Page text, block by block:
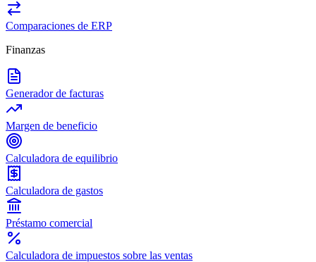
Comparaciones de ERP
Finanzas
Generador de facturas
Margen de beneficio
Calculadora de equilibrio
Calculadora de gastos
Préstamo comercial
Calculadora de impuestos sobre las ventas